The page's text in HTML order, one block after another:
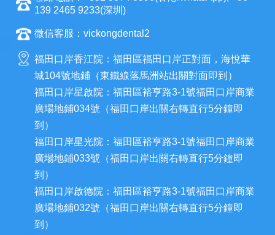
139 2465 9233(深圳)
微信客服：vickongdental2
福田口岸香江院：福田區福田口岸正對面，海悅華
城104號地鋪（東鐵線落馬洲站出關對面即到）
福田口岸星啟院：福田區裕亨路3-1號福田口岸商業
廣場地鋪034號（福田口岸出關右轉直行5分鐘即
到）
福田口岸星光院：福田區裕亨路3-1號福田口岸商業
廣場地鋪033號（福田口岸出關右轉直行5分鐘即
到）
福田口岸啟德院：福田區裕亨路3-1號福田口岸商業
廣場地鋪032號（福田口岸出關右轉直行5分鐘即
到）